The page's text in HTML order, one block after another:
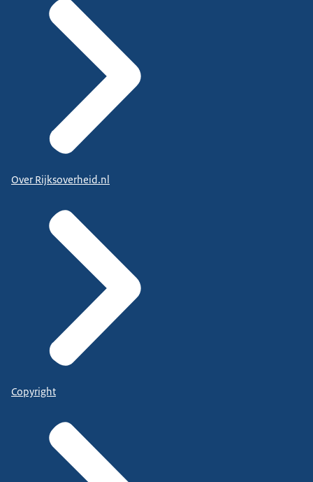
Over Rijksoverheid.nl
Copyright